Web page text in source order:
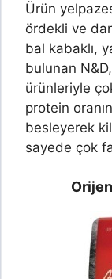
Ürün
ördekli ve
bal kabaklı,
bulunan
ürünleriyle
protein
besleyerek
sayede çok